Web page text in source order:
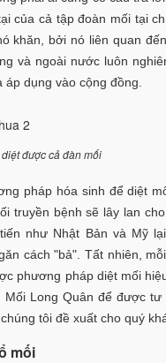
của cả tập đoàn mối tại
khăn, bởi nó liên quan
và ngoài nước luôn
dụng vào cộng đồng.
được cả đàn mối
pháp hóa sinh để diệt
truyền bệnh sẽ lây lan
như Nhật Bản và Mỹ
cách "bả". Tất nhiên,
phương pháp diệt mối
Long Quân để được
tôi đề xuất cho quý
mối